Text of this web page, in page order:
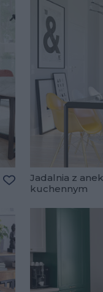
Dodaj do ulubionych
Jadalnia z
kuchennym